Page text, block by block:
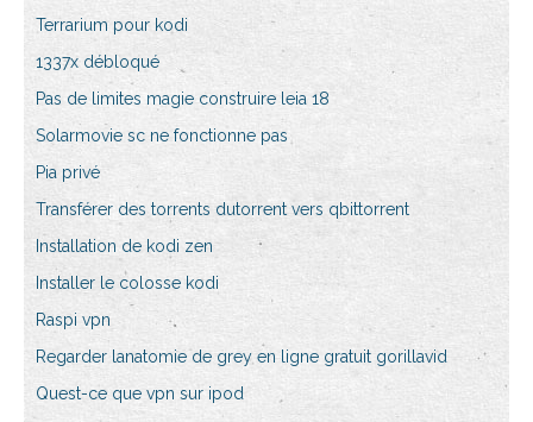
Terrarium pour kodi
1337x débloqué
Pas de limites magie construire leia 18
Solarmovie sc ne fonctionne pas
Pia privé
Transférer des torrents dutorrent vers qbittorrent
Installation de kodi zen
Installer le colosse kodi
Raspi vpn
Regarder lanatomie de grey en ligne gratuit gorillavid
Quest-ce que vpn sur ipod